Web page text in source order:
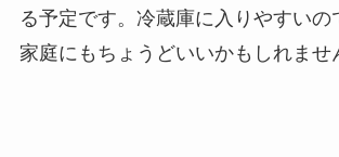
る予定です。冷蔵庫に入りやすい
家庭にもちょうどいいかもしれませ